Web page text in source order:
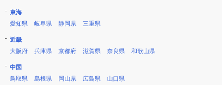
東海
愛知県
岐阜県 静岡県 三重県
近畿
大阪府
兵庫県 京都府 滋賀県 奈良県 和歌山県
中国
鳥取県
島根県 岡山県 広島県 山口県